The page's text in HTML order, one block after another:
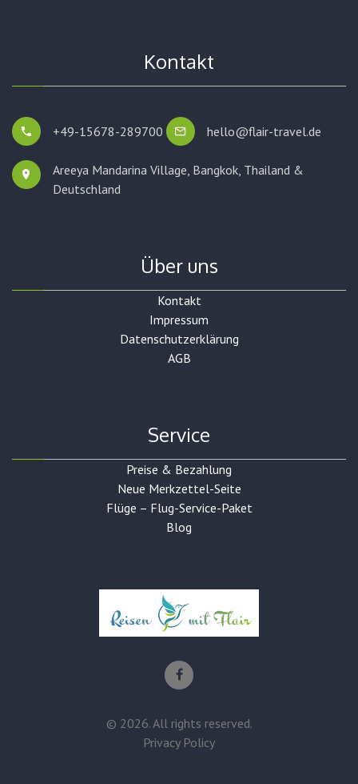
Kontakt
+49-15678-289700 hello@flair-travel.de
Areeya Mandarina Village, Bangkok, Thailand &
Deutschland
Über uns
Kontakt
Impressum
Datenschutzerklärung
AGB
Service
Preise & Bezahlung
Neue Merkzettel-Seite
Flüge – Flug-Service-Paket
Blog
© 2026. All rights reserved.
Privacy Policy